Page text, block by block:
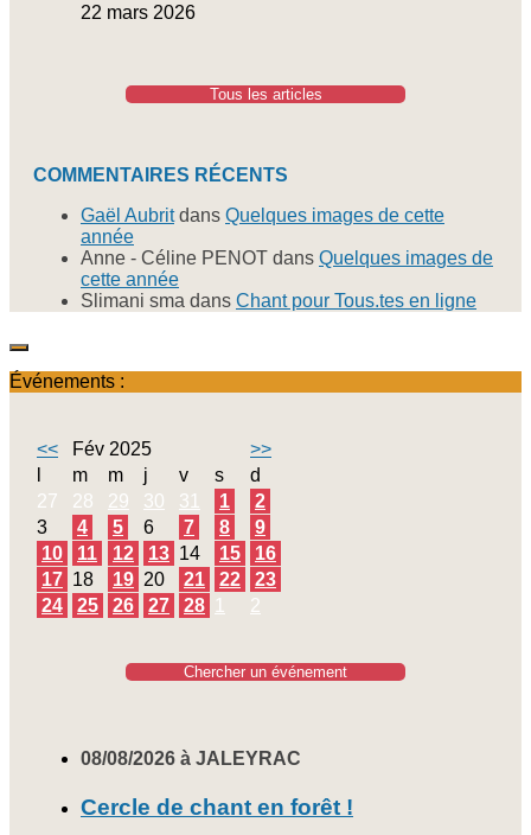
22 mars 2026
Tous les articles
COMMENTAIRES RÉCENTS
Gaël Aubritdans Quelques images de cette
année
Anne - Céline PENOT dans Quelques images de
cette année
Slimani sma dans Chant pour Tous.tes en ligne
Événements :
<< Fév 2025
>>
m m j v s
d
27
28 29 30 31 1
2
3
4 5 6 7 8
9
10
11 12 13 14 15
16
17 18 19 20 21 22
23
24
25 26 27 28 1 2
Chercher un événement
08/08/2026 à JALEYRAC
Cercle de chant en forêt !